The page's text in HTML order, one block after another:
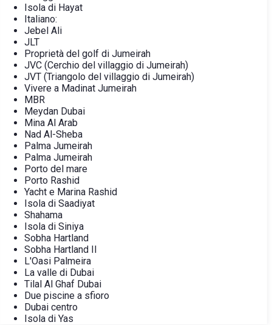
Isola di Hayat
Italiano:
Jebel Ali
JLT
Proprietà del golf di Jumeirah
JVC (Cerchio del villaggio di Jumeirah)
JVT (Triangolo del villaggio di Jumeirah)
Vivere a Madinat Jumeirah
MBR
Meydan Dubai
Mina Al Arab
Nad Al-Sheba
Palma Jumeirah
Palma Jumeirah
Porto del mare
Porto Rashid
Yacht e Marina Rashid
Isola di Saadiyat
Shahama
Isola di Siniya
Sobha Hartland
Sobha Hartland II
L'Oasi Palmeira
La valle di Dubai
Tilal Al Ghaf Dubai
Due piscine a sfioro
Dubai centro
Isola di Yas